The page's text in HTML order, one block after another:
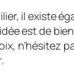
il existe
est de
n’hésitez